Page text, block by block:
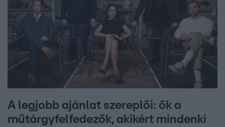
A legjobb ajánlat szereplői: ők a
műtárgyfelfedezők, akikért mindenki